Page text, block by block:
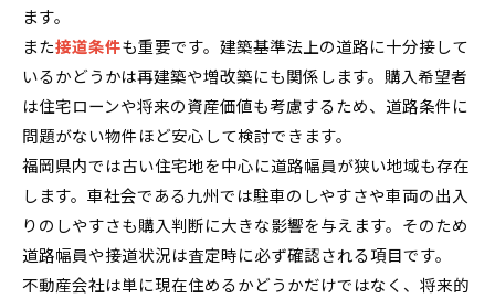
ます。
また接道条件も重要です。建築基準法上の道路に十分接して
いるかどうかは再建築や増改築にも関係します。購入希望者
は住宅ローンや将来の資産価値も考慮するため、道路条件に
問題がない物件ほど安心して検討できます。
福岡県内では古い住宅地を中心に道路幅員が狭い地域も存在
します。車社会である九州では駐車のしやすさや車両の出入
りのしやすさも購入判断に大きな影響を与えます。そのため
道路幅員や接道状況は査定時に必ず確認される項目です。
不動産会社は単に現在住めるかどうかだけではなく、将来的